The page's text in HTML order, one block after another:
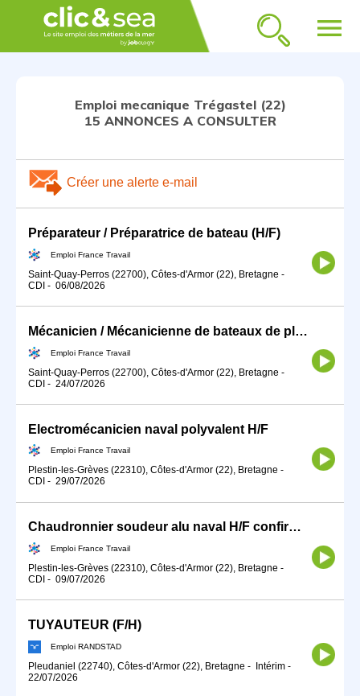
menu
Emploi mecanique Trégastel (22)
15 ANNONCES A CONSULTER
Créer une alerte e-mail
Préparateur / Préparatrice de bateau (H/F)
Emploi France Travail
Saint-Quay-Perros (22700), Côtes-d'Armor (22), Bretagne -
CDI - 06/08/2026
Mécanicien / Mécanicienne de bateaux de plaisance (H/F)
Emploi France Travail
Saint-Quay-Perros (22700), Côtes-d'Armor (22), Bretagne -
CDI - 24/07/2026
Electromécanicien naval polyvalent H/F
Emploi France Travail
Plestin-les-Grèves (22310), Côtes-d'Armor (22), Bretagne -
CDI - 29/07/2026
Chaudronnier soudeur alu naval H/F confirmé(e) ou apprenti(e) (H/F)
Emploi France Travail
Plestin-les-Grèves (22310), Côtes-d'Armor (22), Bretagne -
CDI - 09/07/2026
TUYAUTEUR (F/H)
Emploi RANDSTAD
Pleudaniel (22740), Côtes-d'Armor (22), Bretagne - Intérim -
22/07/2026